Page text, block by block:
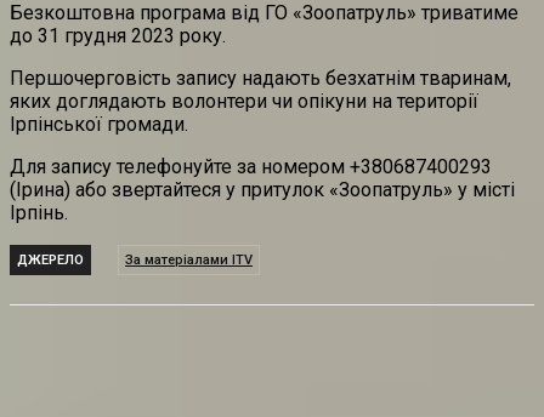
Безкоштовна програма від ГО «Зоопатруль» триватиме
до 31 грудня 2023 року.
Першочерговість запису надають безхатнім тваринам,
яких доглядають волонтери чи опікуни на території
Ірпінської громади.
Для запису телефонуйте за номером +380687400293
(Ірина) або звертайтеся у притулок «Зоопатруль» у місті
Ірпінь.
ДЖЕРЕЛО За матеріалами ITV